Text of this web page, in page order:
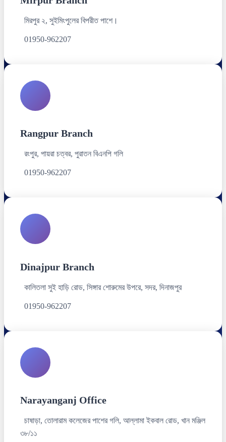
মিরপুর ২, সুইমিংপুলের বিপরীত পাশে।
01950-962207
Rangpur Branch
রংপুর, পায়রা চত্বর, পুরাতন বিএনপি গলি
01950-962207
Dinajpur Branch
কালিতলা সুই হাড়ি রোড, সিঙ্গার শোরুমের উপরে, সদর, দিনাজপুর
01950-962207
Narayanganj Office
চাষাড়া, তোলারাম কলেজের পাশের গলি, আল্লামা ইকবাল রোড, খান মঞ্জিল
৩৮/১১